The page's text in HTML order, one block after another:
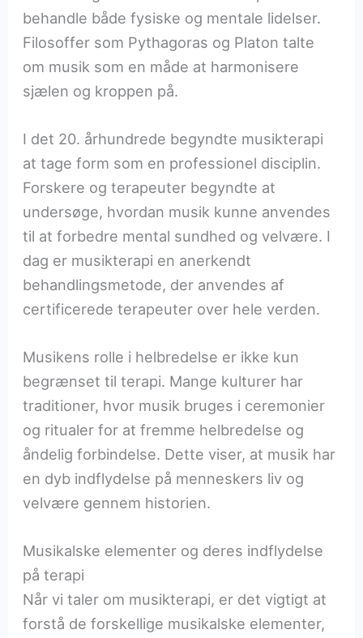
behandle både fysiske og mentale lidelser.
Filosoffer som Pythagoras og Platon talte
om musik som en måde at harmonisere
sjælen og kroppen på.
I det 20. århundrede begyndte musikterapi
at tage form som en professionel disciplin.
Forskere og terapeuter begyndte at
undersøge, hvordan musik kunne anvendes
til at forbedre mental sundhed og velvære. I
dag er musikterapi en anerkendt
behandlingsmetode, der anvendes af
certificerede terapeuter over hele verden.
Musikens rolle i helbredelse er ikke kun
begrænset til terapi. Mange kulturer har
traditioner, hvor musik bruges i ceremonier
og ritualer for at fremme helbredelse og
åndelig forbindelse. Dette viser, at musik har
en dyb indflydelse på menneskers liv og
velvære gennem historien.
Musikalske elementer og deres indflydelse
på terapi
Når vi taler om musikterapi, er det vigtigt at
forstå de forskellige musikalske elementer,